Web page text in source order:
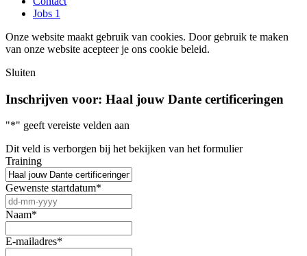
Jobs 1
Onze website maakt gebruik van cookies. Door gebruik te maken
van onze website acepteer je ons cookie beleid.
Sluiten
Inschrijven voor: Haal jouw Dante certificeringen
"*" geeft vereiste velden aan
Dit veld is verborgen bij het bekijken van het formulier
Training
Gewenste startdatum*
dash
MM
dash
JJJJ
Naam*
E-mailadres*